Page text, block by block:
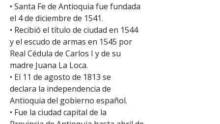
• Santa Fe de Antioquia fue fundada
el 4 de diciembre de 1541.
• Recibió el título de ciudad en 1544
y el escudo de armas en 1545 por
Real Cédula de Carlos I y de su
madre Juana La Loca.
• El 11 de agosto de 1813 se
declara la independencia de
Antioquia del gobierno español.
• Fue la ciudad capital de la